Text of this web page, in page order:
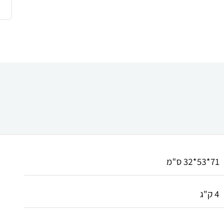
71*53*32 ס"מ
4 ק"ג